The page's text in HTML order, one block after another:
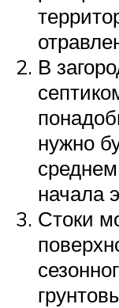
В
нужно
начала
Стоки